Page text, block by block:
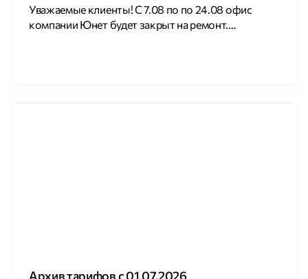
Уважаемые клиенты! С 7.08 по по 24.08 офис
компании Юнет будет закрыт на ремонт.
Архив тарифов с 01.07.2026